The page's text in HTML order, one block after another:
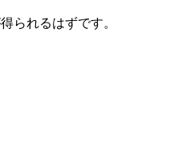
られるはずです。